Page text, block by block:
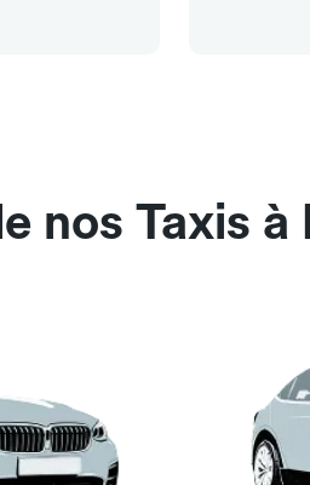
nos Taxis à